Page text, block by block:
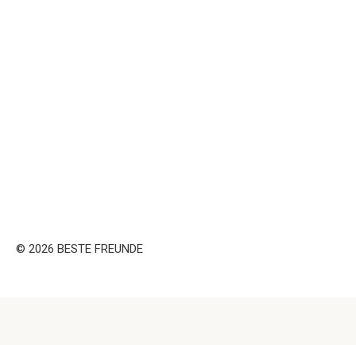
© 2026 BESTE FREUNDE